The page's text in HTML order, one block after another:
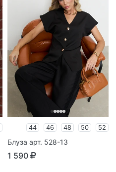
44 46 48 50 52
Блуза арт. 528-13
1 590